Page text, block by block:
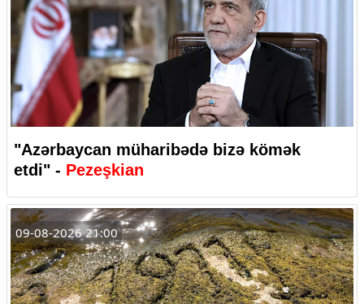
"Azərbaycan müharibədə bizə kömək
etdi" - Pezeşkian
09-08-2026 21:00